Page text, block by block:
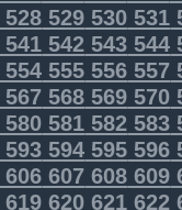
528 529 530 531
541 542 543 544
554 555 556 557
567 568 569 570
580 581 582 583
593 594 595 596
606 607 608 609
619 620 621 622